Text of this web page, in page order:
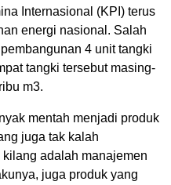
Internasional (KPI) terus
energi nasional. Salah
4 unit tangki
tangki tersebut masing-
m3.
mentah menjadi produk
juga tak kalah
adalah manajemen
juga produk yang